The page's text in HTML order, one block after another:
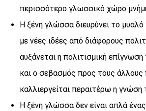
περισσότερο γλωσσικό χώρο
Η ξένη γλώσσα διευρύνει το μυαλό
με νέες ιδέες από διάφορους
αυξάνεται η πολιτισμική
και ο σεβασμός προς τους άλλους
καλλιεργείται περαιτέρω η γνώση
Η ξένη γλώσσα δεν είναι απλά